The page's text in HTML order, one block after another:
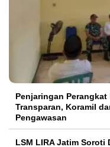
Penjaringan
Transparan, Koramil
Pengawasan
LSM LIRA Jatim